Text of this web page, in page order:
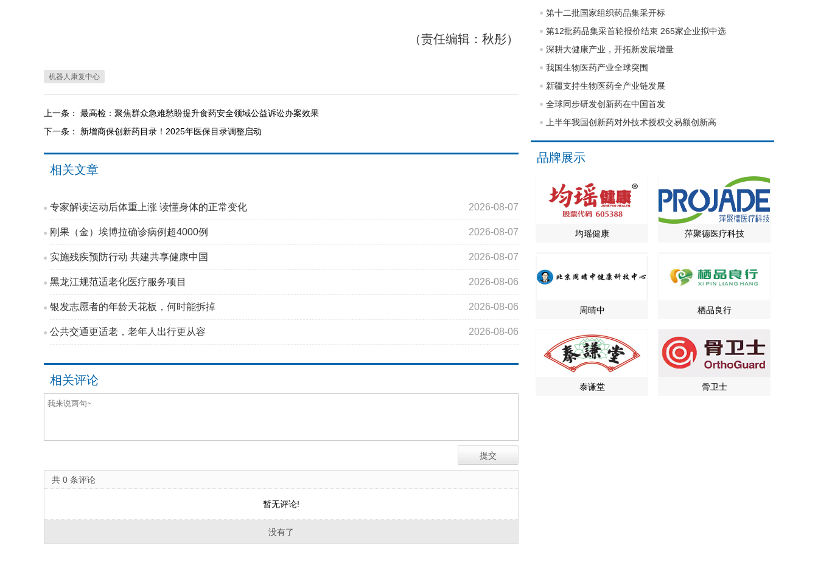
（责任编辑：秋彤）
机器人康复中心
上一条： 最高检：聚焦群众急难愁盼提升食药安全领域公益诉讼办案效果
下一条： 新增商保创新药目录！2025年医保目录调整启动
相关文章
专家解读运动后体重上涨 读懂身体的正常变化 2026-08-07
刚果（金）埃博拉确诊病例超4000例 2026-08-07
实施残疾预防行动 共建共享健康中国 2026-08-07
黑龙江规范适老化医疗服务项目 2026-08-06
银发志愿者的年龄天花板，何时能拆掉 2026-08-06
公共交通更适老，老年人出行更从容 2026-08-06
相关评论
共 0 条评论
暂无评论!
没有了
第十二批国家组织药品集采开标
第12批药品集采首轮报价结束 265家企业拟中选
深耕大健康产业，开拓新发展增量
我国生物医药产业全球突围
新疆支持生物医药全产业链发展
全球同步研发创新药在中国首发
上半年我国创新药对外技术授权交易额创新高
品牌展示
均瑶健康 萍聚德医疗科技
周晴中 栖品良行
泰谦堂 骨卫士